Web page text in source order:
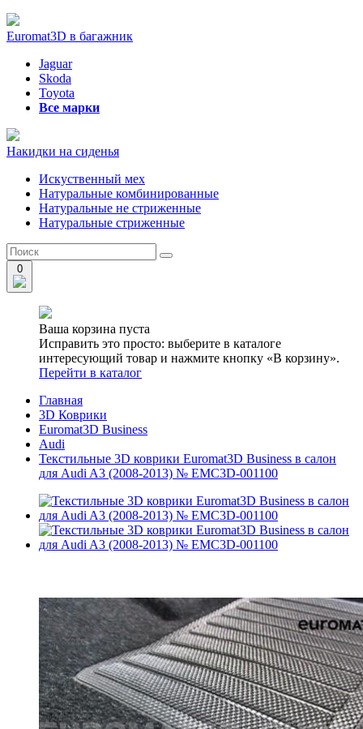
Euromat3D в багажник
Jaguar
Skoda
Toyota
Все марки
Накидки на сиденья
Искуственный мех
Натуральные комбинированные
Натуральные не стриженные
Натуральные стриженные
0
Ваша корзина пуста
Исправить это просто: выберите в каталоге
интересующий товар и нажмите кнопку «В корзину».
Перейти в каталог
Главная
3D Коврики
Euromat3D Business
Audi
Текстильные 3D коврики Euromat3D Business в салон
для Audi A3 (2008-2013) № EMC3D-001100